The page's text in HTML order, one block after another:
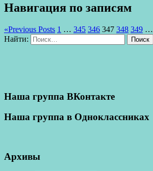
Навигация по записям
«Previous Posts 1 … 345 346 347 348 349 …
Найти:
Поиск
Наша группа ВКонтакте
Наша группа в Одноклассниках
Архивы